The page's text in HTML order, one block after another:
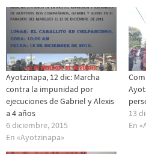
Ayotzinapa, 12 dic: Marcha
contra la impunidad por
ejecuciones de Gabriel y Alexis
a 4 años
6 diciembre, 2015
En «Ayotzinapa»
13
En